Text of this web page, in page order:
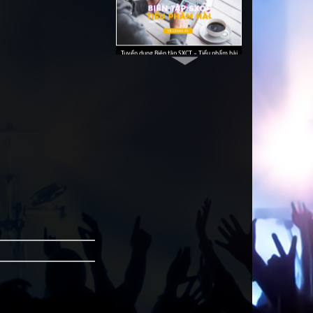
Tuyển dụng Biên tập SXCT – Tiểu phẩm hài